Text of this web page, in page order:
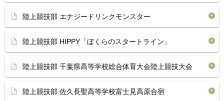
陸上競技部 エナジードリンクモンスター
陸上競技部 HIPPY「ぼくらのスタートライン」
陸上競技部 千葉県高等学校総合体育大会陸上競技大会
陸上競技部 佐久長聖高等学校富士見高原合宿